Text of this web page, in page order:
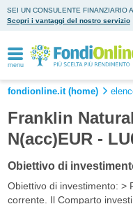
SEI UN CONSULENTE FINANZIARIO
Scopri i vantaggi del nostro servizio
menu
fondionline.it (home)
Franklin
N(acc)EUR -
Obiettivo di
Obiettivo di investimento: >
corrente. Il Comparto